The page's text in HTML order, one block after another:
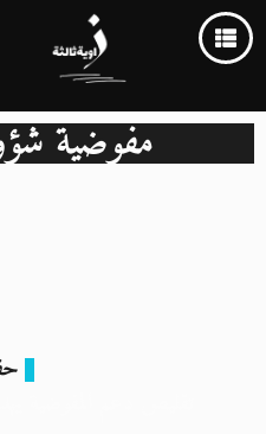
مفوضية